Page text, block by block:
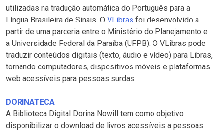
utilizadas na tradução automática do Português para a
Língua Brasileira de Sinais. O VLibras foi desenvolvido a
partir de uma parceria entre o Ministério do Planejamento e
a Universidade Federal da Paraíba (UFPB). O VLibras pode
traduzir conteúdos digitais (texto, áudio e vídeo) para Libras,
tornando computadores, dispositivos móveis e plataformas
web acessíveis para pessoas surdas.
DORINATECA
A Biblioteca Digital Dorina Nowill tem como objetivo
disponibilizar o download de livros acessíveis a pessoas